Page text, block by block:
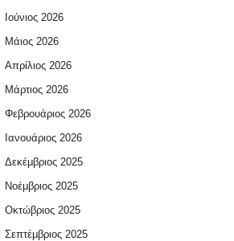
Ιούνιος 2026
Μάιος 2026
Απρίλιος 2026
Μάρτιος 2026
Φεβρουάριος 2026
Ιανουάριος 2026
Δεκέμβριος 2025
Νοέμβριος 2025
Οκτώβριος 2025
Σεπτέμβριος 2025